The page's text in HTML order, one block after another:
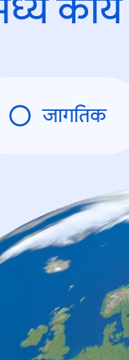
काय
जागतिक